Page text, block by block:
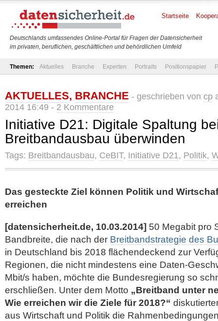
Deutschlands umfassendes Online-Portal für Fragen der Datensicherheit
im privaten, beruflichen, geschäftlichen und behördlichen Umfeld
Startseite
Themen: Aktuelles Branche Experten Portraits Positionspapier
AKTUELLES, BRANCHE - geschrieben von cp
2014 16:49 - 2 Kommentare
Initiative D21: Digitale Spaltung
Breitbandausbau überwinden
Tags: Breitbandausbau, CeBIT, Initiative D21, Politik,
Das gesteckte Ziel können Politik und
erreichen
[datensicherheit.de, 10.03.2014] 50 Megabit pro
Bandbreite, die nach der Breitbandstrategie des
in Deutschland bis 2018 flächendeckend zur
Regionen, die nicht mindestens eine Daten-
Mbit/s haben, möchte die Bundesregierung so
erschließen. Unter dem Motto „Breitband unter
Wie erreichen wir die Ziele für 2018?“
aus Wirtschaft und Politik die